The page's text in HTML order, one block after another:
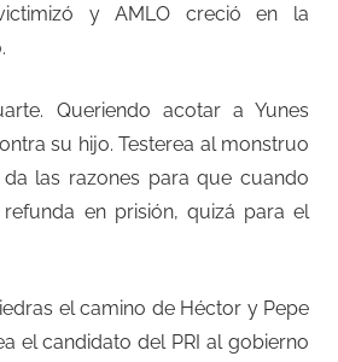
y AMLO creció en la
Queriendo acotar a Yunes
su hijo. Testerea al monstruo
las razones para que cuando
en prisión, quizá para el
el camino de Héctor y Pepe
el candidato del PRI al gobierno